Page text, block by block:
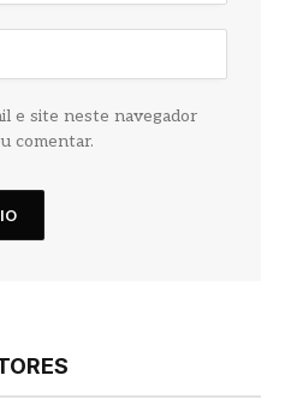
e site neste navegador
comentar.